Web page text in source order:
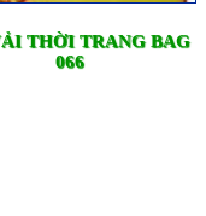
THỜI TRANG BAG
066